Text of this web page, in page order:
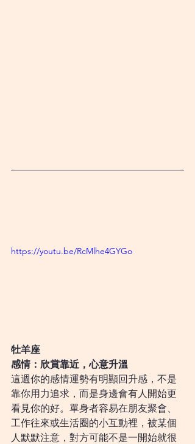
https://youtu.be/RcMlhe4GYGo
牡羊座
感情：欣賞靠近，心意升溫
這週你的感情運勢有明顯回升感，不是
靠你用力追求，而是身邊會有人開始更
看見你的好。單身者容易在朋友聚會、
工作往來或生活圈的小互動裡，被某個
人默默注意，對方可能不是一開始就很